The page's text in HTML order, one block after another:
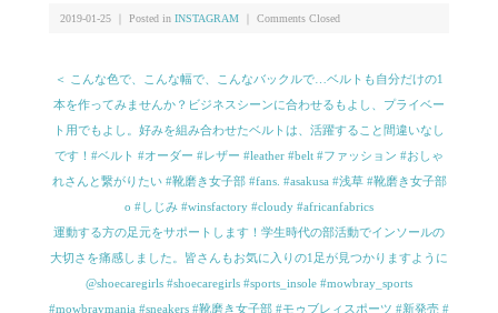
2019-01-25 ｜ Posted in INSTAGRAM Comments Closed
＜ こんな色で、こんな幅で、こんなバックルで…ベルトも自分だけの1
本を作ってみませんか？ビジネスシーンに合わせるもよし、プライベー
ト用でもよし。好みを組み合わせたベルトは、活躍すること間違いなし
です！︎#ベルト #オーダー #レザー #leather #belt #ファッション #おしゃ
れさんと繋がりたい #靴磨き女子部 #fans. #asakusa #浅草 #靴磨き女子部
o #しじみ #winsfactory #cloudy #africanfabrics
運動する方の足元をサポートします！学生時代の部活動でインソールの
大切さを痛感しました。皆さんもお気に入りの1足が見つかりますように︎
@shoecaregirls #shoecaregirls #sports_insole #mowbray_sports
#mowbraymania #sneakers #靴磨き女子部 #モゥブレィスポーツ #新発売 #